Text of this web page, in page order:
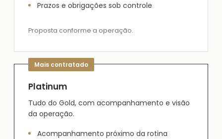
Prazos e obrigações sob controle
Proposta conforme a operação.
Platinum
Tudo do Gold, com acompanhamento e visão
da operação.
Acompanhamento próximo da rotina